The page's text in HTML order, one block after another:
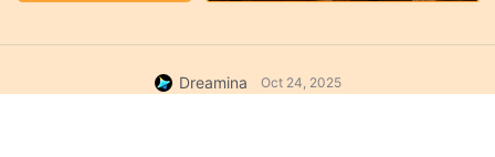
Dreamina Oct 24, 2025